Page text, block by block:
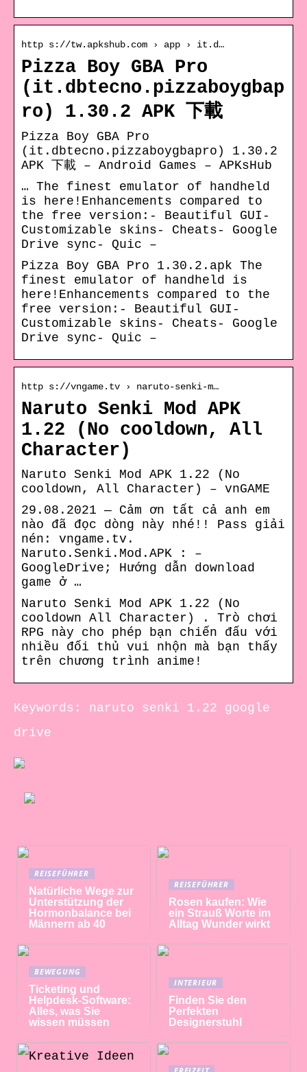
http s://tw.apkshub.com › app › it.d…
Pizza Boy GBA Pro
(it.dbtecno.pizzaboygbap
ro) 1.30.2 APK 下載
Pizza Boy GBA Pro
(it.dbtecno.pizzaboygbapro) 1.30.2
APK 下載 – Android Games – APKsHub
… The finest emulator of handheld
is here!Enhancements compared to
the free version:- Beautiful GUI-
Customizable skins- Cheats- Google
Drive sync- Quic –
Pizza Boy GBA Pro 1.30.2.apk The
finest emulator of handheld is
here!Enhancements compared to the
free version:- Beautiful GUI-
Customizable skins- Cheats- Google
Drive sync- Quic –
http s://vngame.tv › naruto-senki-m…
Naruto Senki Mod APK
1.22 (No cooldown, All
Character)
Naruto Senki Mod APK 1.22 (No
cooldown, All Character) – vnGAME
29.08.2021 — Cảm ơn tất cả anh em
nào đã đọc dòng này nhé!! Pass giải
nén: vngame.tv.
Naruto.Senki.Mod.APK : –
GoogleDrive; Hướng dẫn download
game ở …
Naruto Senki Mod APK 1.22 (No
cooldown All Character) . Trò chơi
RPG này cho phép bạn chiến đấu với
nhiều đối thủ vui nhộn mà bạn thấy
trên chương trình anime!
Keywords: naruto senki 1.22 google
drive
REISEFÜHRER
Natürliche Wege zur
Unterstützung der
Hormonbalance bei
Männern ab 40
REISEFÜHRER
Rosen kaufen: Wie
ein Strauß Worte im
Alltag Wunder wirkt
BEWEGUNG
Ticketing und
Helpdesk-Software:
Alles, was Sie
wissen müssen
INTERIEUR
Finden Sie den
Perfekten
Designerstuhl